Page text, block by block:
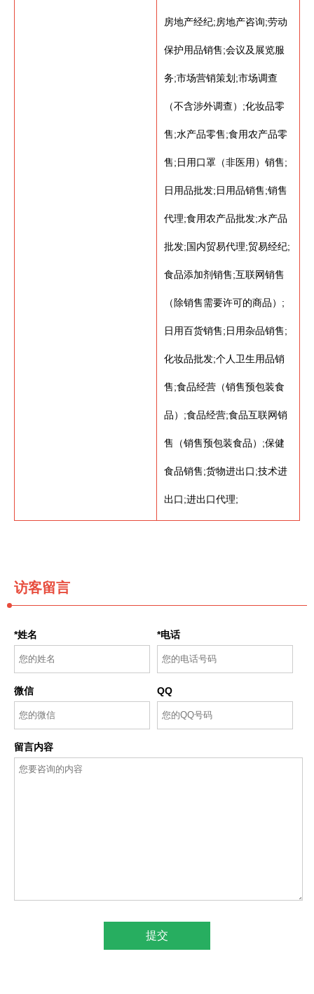
房地产经纪;房地产咨询;劳动
保护用品销售;会议及展览服
务;市场营销策划;市场调查
（不含涉外调查）;化妆品零
售;水产品零售;食用农产品零
售;日用口罩（非医用）销售;
日用品批发;日用品销售;销售
代理;食用农产品批发;水产品
批发;国内贸易代理;贸易经纪;
食品添加剂销售;互联网销售
（除销售需要许可的商品）;
日用百货销售;日用杂品销售;
化妆品批发;个人卫生用品销
售;食品经营（销售预包装食
品）;食品经营;食品互联网销
售（销售预包装食品）;保健
食品销售;货物进出口;技术进
出口;进出口代理;
访客留言
*姓名 *电话
微信 QQ
留言内容